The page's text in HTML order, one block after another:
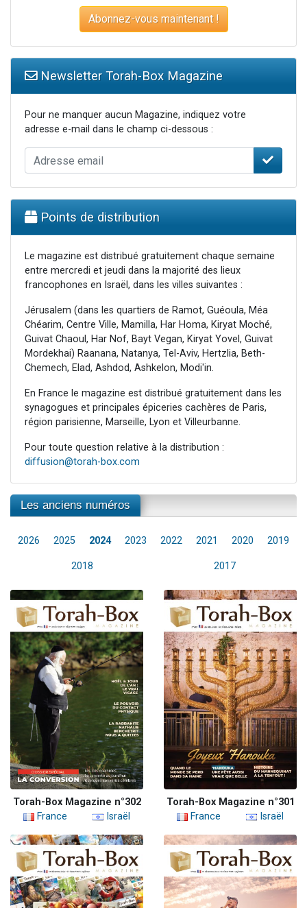
Abonnez-vous maintenant !
Newsletter Torah-Box Magazine
Pour ne manquer aucun Magazine, indiquez votre
adresse e-mail dans le champ ci-dessous :
Points de distribution
Le magazine est distribué gratuitement chaque semaine
entre mercredi et jeudi dans la majorité des lieux
francophones en Israël, dans les villes suivantes :
Jérusalem (dans les quartiers de Ramot, Guéoula, Méa
Chéarim, Centre Ville, Mamilla, Har Homa, Kiryat Moché,
Guivat Chaoul, Har Nof, Bayt Vegan, Kiryat Yovel, Guivat
Mordekhai) Raanana, Natanya, Tel-Aviv, Hertzlia, Beth-
Chemech, Elad, Ashdod, Ashkelon, Modi'in.
En France le magazine est distribué gratuitement dans les
synagogues et principales épiceries cachères de Paris,
région parisienne, Marseille, Lyon et Villeurbanne.
Pour toute question relative à la distribution :
diffusion@torah-box.com
Les anciens numéros
2026 2025 2024 2023 2022 2021 2020 2019
2018 2017
Torah-Box Magazine n°302
France
Israël
Torah-Box Magazine n°301
France
Israël